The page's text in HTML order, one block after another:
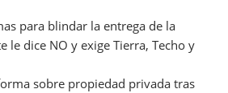
para blindar la entrega de la
le dice NO y exige Tierra, Techo y
sobre propiedad privada tras